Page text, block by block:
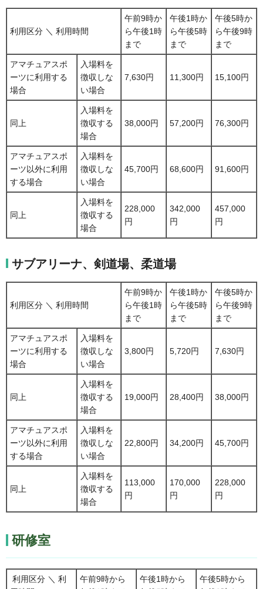
利用区分 ＼ 利用時間
午前9時か
ら午後1時
まで
午後1時か
ら午後5時
まで
午後5時か
ら午後9時
まで
アマチュアスポ
ーツに利用する
場合
入場料を
徴収しな
い場合
7,630円 11,300円 15,100円
同上
入場料を
徴収する
場合
38,000円 57,200円 76,300円
アマチュアスポ
ーツ以外に利用
する場合
入場料を
徴収しな
い場合
45,700円 68,600円 91,600円
同上
入場料を
徴収する
場合
228,000
円
342,000
円
457,000
円
サブアリーナ、剣道場、柔道場
利用区分 ＼ 利用時間
午前9時か
ら午後1時
まで
午後1時か
ら午後5時
まで
午後5時か
ら午後9時
まで
アマチュアスポ
ーツに利用する
場合
入場料を
徴収しな
い場合
3,800円 5,720円 7,630円
同上
入場料を
徴収する
場合
19,000円 28,400円 38,000円
アマチュアスポ
ーツ以外に利用
する場合
入場料を
徴収しな
い場合
22,800円 34,200円 45,700円
同上
入場料を
徴収する
場合
113,000
円
170,000
円
228,000
円
研修室
利用区分 ＼ 利
午前9時から
午後1時から
午後5時から